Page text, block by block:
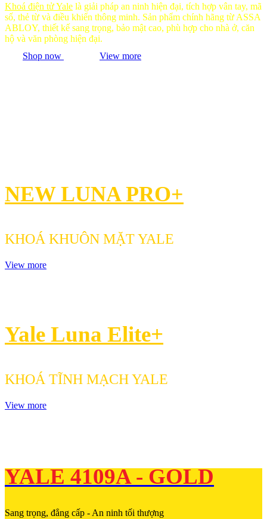
Khoá điện tử Yale là giải pháp an ninh hiện đại, tích hợp vân tay, mã
số, thẻ từ và điều khiển thông minh. Sản phẩm chính hãng từ ASSA
ABLOY, thiết kế sang trọng, bảo mật cao, phù hợp cho nhà ở, căn
hộ và văn phòng hiện đại.
Shop now
View more
NEW LUNA PRO+
KHOÁ KHUÔN MẶT YALE
View more
Yale Luna Elite+
KHOÁ TĨNH MẠCH YALE
View more
YALE 4109A - GOLD
Sang trọng, đẳng cấp - An ninh tối thượng